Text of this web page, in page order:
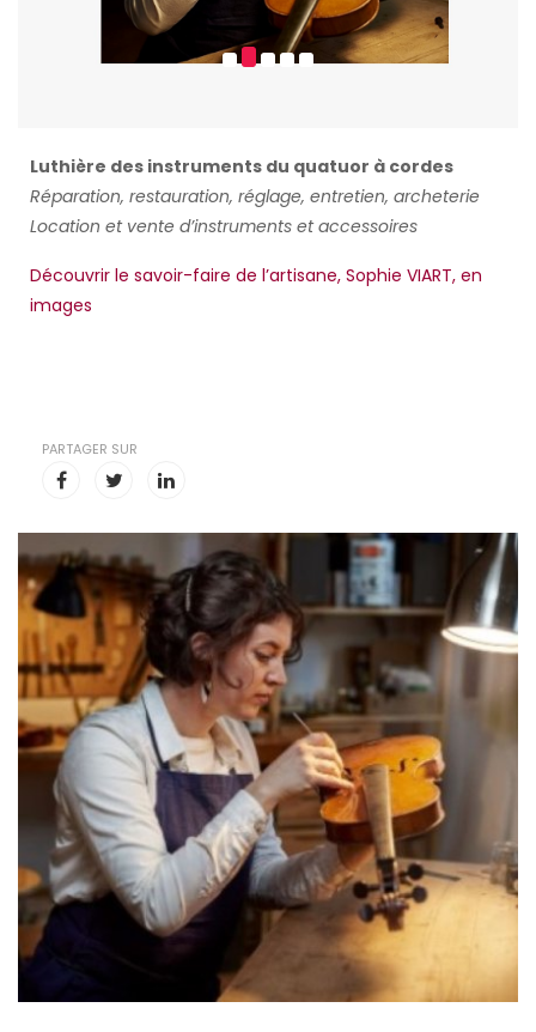
Luthière des instruments du quatuor à cordes
Réparation, restauration, réglage, entretien, archeterie
Location et vente d’instruments et accessoires
Découvrir le savoir-faire de l’artisane, Sophie VIART, en
images
PARTAGER SUR